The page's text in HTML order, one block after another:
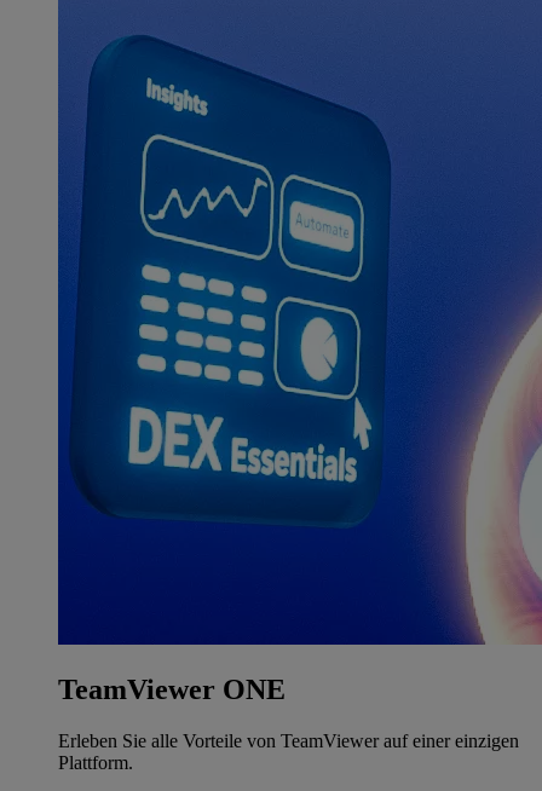
TeamViewer ONE
Erleben Sie alle Vorteile von TeamViewer auf einer einzigen
Plattform.